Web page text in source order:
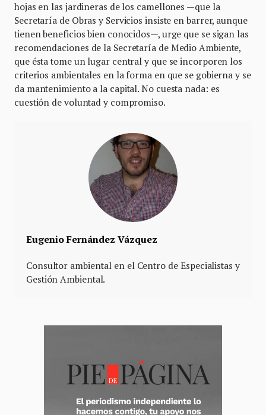
hojas en las jardineras de los camellones —que la
Secretaría de Obras y Servicios insiste en barrer, aunque
tienen beneficios bien conocidos—, urge que se sigan las
recomendaciones de la Secretaría de Medio Ambiente,
que ésta tome un lugar central y que se incorporen los
criterios ambientales en la forma en que se gobierna y se
da mantenimiento a la capital. No cuesta nada: es
cuestión de voluntad y compromiso.
Eugenio Fernández Vázquez
Consultor ambiental en el Centro de Especialistas y
Gestión Ambiental.